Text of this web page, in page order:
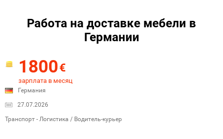
Работа на доставке мебели в
Германии
1800€
зарплата в месяц
Германия
27.07.2026
Транспорт - Логистика / Водитель-курьер